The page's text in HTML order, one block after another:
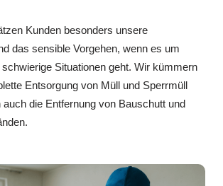
Kunden besonders unsere
das sensible Vorgehen, wenn es um
Situationen geht. Wir kümmern
Entsorgung von Müll und Sperrmüll
auch die Entfernung von Bauschutt und